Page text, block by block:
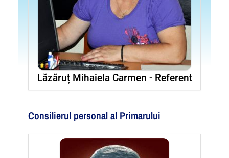
Lăzăruț Mihaiela Carmen - Referent
Consilierul personal al Primarului